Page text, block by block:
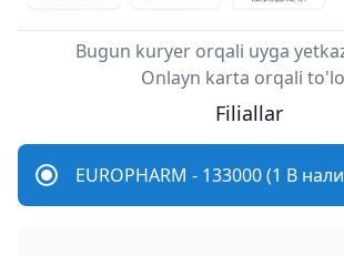
Bugun kuryer orqali uyga
Onlayn karta orqali
Filiallar
EUROPHARM - 133000 (1 В